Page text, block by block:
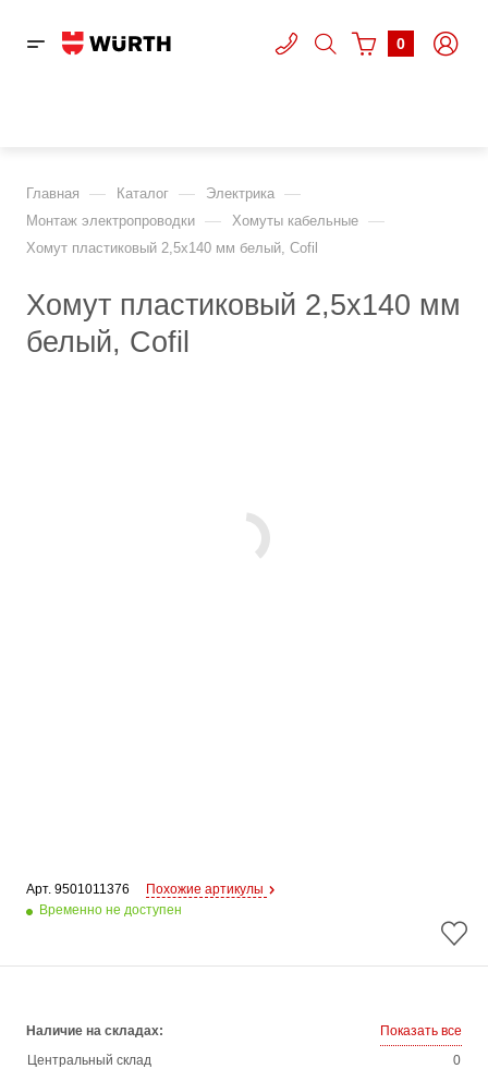
0
Главная — Каталог — Электрика —
Монтаж электропроводки — Хомуты кабельные —
Хомут пластиковый 2,5x140 мм белый, Cofil
Хомут пластиковый 2,5x140 мм
белый, Cofil
Арт. 9501011376
Похожие артикулы
Временно не доступен
Наличие на складах:
Показать все
Центральный склад
0